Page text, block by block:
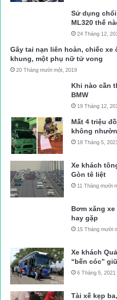
Sử dụng
ML320 thế
24 Tháng 12,
Gây tai nạn liên hoàn, chiếc xe
khung, một phụ nữ tử vong
20 Tháng mười một, 2019
Khi nào cần
BMW
19 Tháng 12,
Mất 4 triệu
không
18 Tháng 5, 2021
Xe khách
Gòn tê liệt
11 Tháng mười
Bơm xăng
hay gặp
15 Tháng mười
Xe khách
“bến cóc”
6 Tháng 5, 2021
Tài xế kẹp